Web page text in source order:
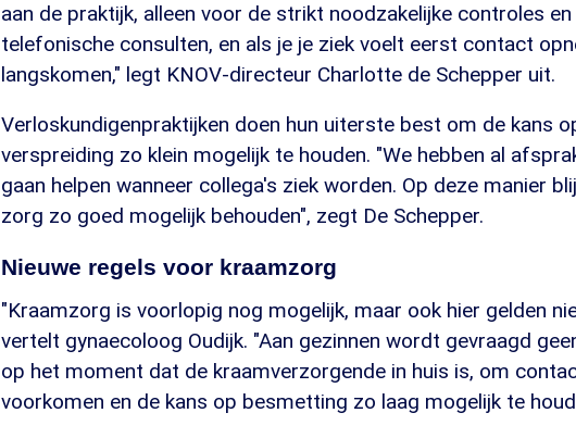
aan de praktijk, alleen voor de strikt noodzakelijke controles
telefonische consulten, en als je je ziek voelt eerst contact
langskomen," legt KNOV-directeur Charlotte de Schepper uit.
Verloskundigenpraktijken doen hun uiterste best om de kans
verspreiding zo klein mogelijk te houden. "We hebben al
gaan helpen wanneer collega's ziek worden. Op deze manier
zorg zo goed mogelijk behouden", zegt De Schepper.
Nieuwe regels voor kraamzorg
"Kraamzorg is voorlopig nog mogelijk, maar ook hier gelden
vertelt gynaecoloog Oudijk. "Aan gezinnen wordt gevraagd
op het moment dat de kraamverzorgende in huis is, om
voorkomen en de kans op besmetting zo laag mogelijk te